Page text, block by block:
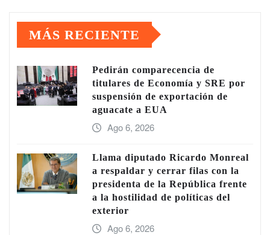
MÁS RECIENTE
Pedirán comparecencia de
titulares de Economía y SRE por
suspensión de exportación de
aguacate a EUA
Ago 6, 2026
Llama diputado Ricardo Monreal
a respaldar y cerrar filas con la
presidenta de la República frente
a la hostilidad de políticas del
exterior
Ago 6, 2026